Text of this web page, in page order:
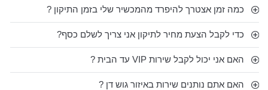
כמה זמן אצטרך להיפרד מהמכשיר שלי בזמן התיקון ?
כדי לקבל הצעת מחיר לתיקון אני צריך לשלם כסף?
האם אני יכול לקבל שירות VIP עד הבית ?
האם אתם נותנים שירות באיזור גוש דן ?